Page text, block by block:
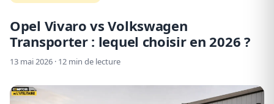
Opel Vivaro vs Volkswagen
Transporter : lequel choisir en 2026 ?
13 mai 2026 · 12 min de lecture